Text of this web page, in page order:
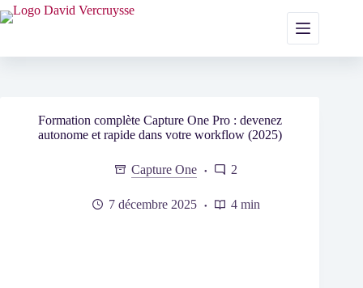
Passer
au
Formation complète Capture One Pro : devenez
autonome et rapide dans votre workflow (2025)
Capture One 2
7 décembre 2025 4 min